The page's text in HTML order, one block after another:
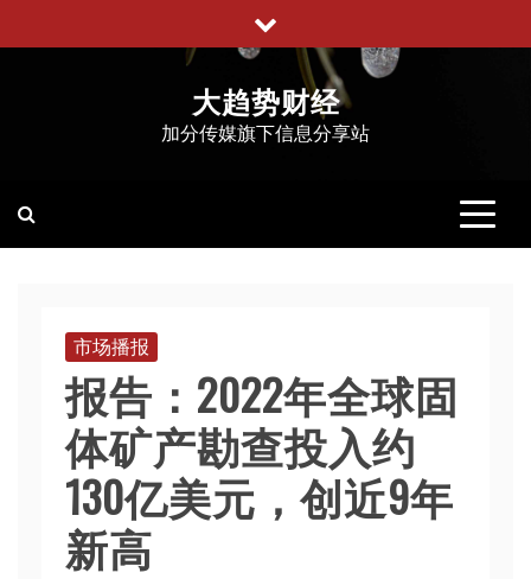
至
大趋势财经
加分传媒旗下信息分享站
市场播报
报告：2022年全球固
体矿产勘查投入约
130亿美元，创近9年
新高